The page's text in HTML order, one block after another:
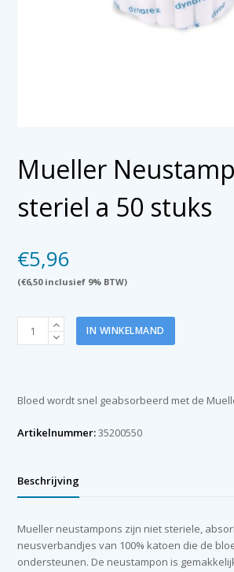
Mueller
steriel a 50 stuks
€5,96
(€6,50inclusief 9% BTW)
Mueller
Neustampons
50
aantal
IN WINKELMAND
Bloed wordt snel geabsorbeerd met de
Artikelnummer:35200550
Beschrijving
Mueller neustampons zijn niet steriele,
neusverbandjes van 100% katoen die de
ondersteunen. De neustampon is